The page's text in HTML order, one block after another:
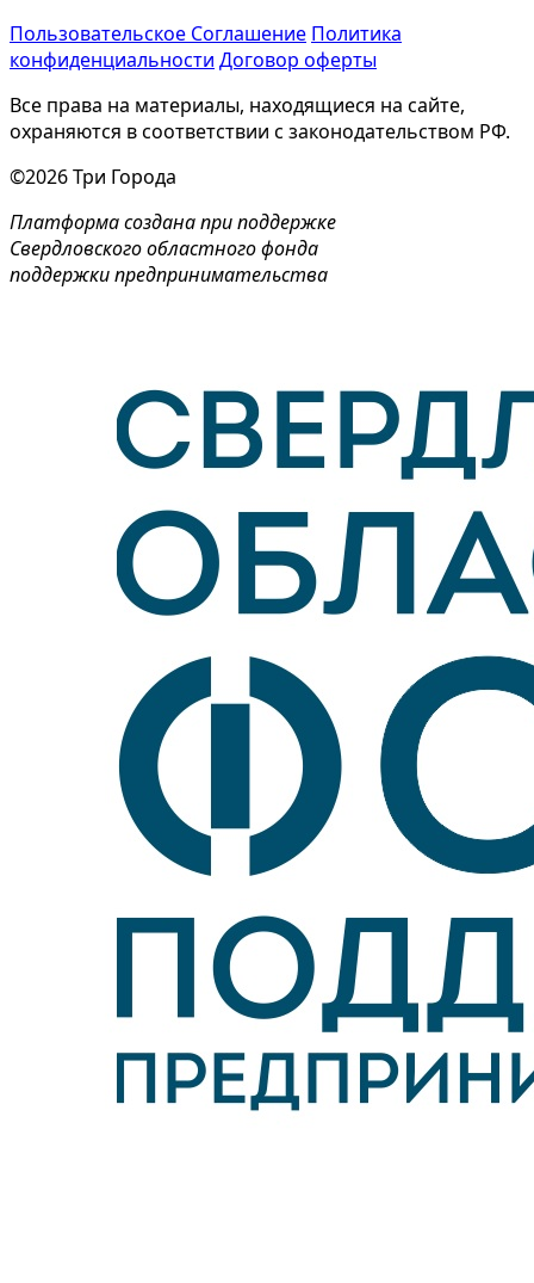
Пользовательское Соглашение Политика
конфиденциальности Договор оферты
Все права на материалы, находящиеся на сайте,
охраняются в соответствии с законодательством РФ.
©2026 Три Города
Платформа создана при поддержке
Свердловского областного фонда
поддержки предпринимательства